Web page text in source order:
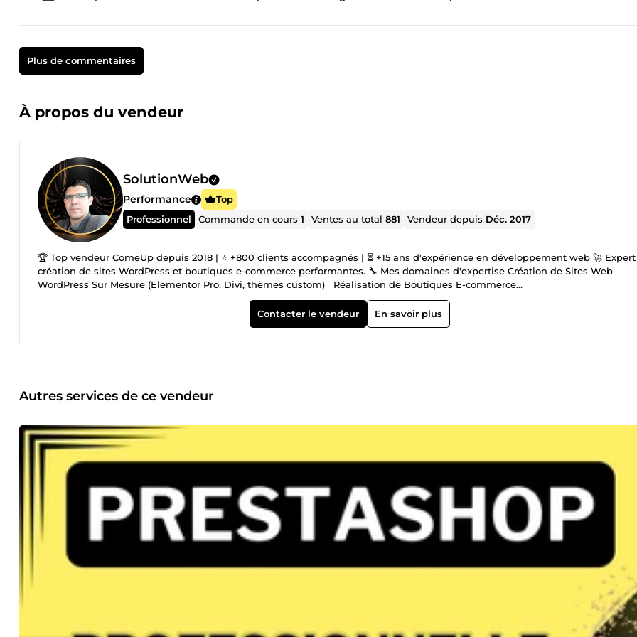
Plus de commentaires
À propos du vendeur
SolutionWeb
Performance
Top
Professionnel
Commande en cours1 Ventes au total881 Vendeur depuis Déc. 2017
🏆 Top vendeur ComeUp depuis 2018 | ⭐ +800 clients accompagnés | ⏳ +15 ans d'expérience en développement web 🚀 Expert en
création de sites WordPress et boutiques e-commerce performantes. 🔧 Mes domaines d'expertise Création de Sites Web
WordPress Sur Mesure (Elementor Pro, Divi, thèmes custom) Réalisation de Boutiques E-commerce
Performantes (WooCommerce, PrestaShop, Shopify) Optimisation SEO Technique &amp; Contenu Refonte &amp; Migration
🌐 https://ulyxa.com 🌐 https://www.izilink.fr 🌐 https://laturbineasaveurs.com 🌐 https://silkyassur.fr De nombreux autres projets
Compréhension approfondie de vos besoins 🔹 Conception &amp; Stratégie – Wireframes et planning détaillé 🔹
satisfaits (récurrents ou recommandations) ✅ Délais respectés à 98% – Ponctualité professionnelle 🚀 Support réactif –
sous 2h en jours ouvrés 💬 Témoignages &quot;Merci SolutionWeb pour votre écoute, votre disponibilité et la qualité impeccable de
votre travail, et à très bientôt sur nos futurs projets&quot; – Client Projet Leccent-consulting &quot;Très bonne prestation
d'habitude! Merci à SolutionWeb pour son sérieux et sa réactivité! Nous recommandons ce prestataire pour la qualité de son
travail. .&quot; – Client E-commerce Ulyxa &quot;A fait un excellent travail ! Très réactif, fait très attention à vos demandes et
! Je recommande à 100%&quot; – Client Refonte illith 📞 Contact et conditions 🎧 Consultation gratuite – Appel découverte de 30
min ⏱️ Disponible 7j/7 – Flexibilité horaire selon vos besoins 🔄 3 révisions incluses – Satisfaction garantie 📋 Devis détaillé
&amp; transparent – Pas de frais cachés 🚀 Pourquoi me choisir ? ✔ +15 ans d'expérience en développement web ✔ +800 projets
réalisés pour des entreprises ✔ expertise WordPress et e-commerce ✔ communication rapide et transparente ✔ solutions sur
mesure orientées résultats ✨ Prêt à concrétiser votre projet digital ? 👉 Contactez-moi pour un devis personnalisé et un appel
découverte ! Je serais ravi de discuter de votre vision et de vous proposer la solution parfaite pour booster votre activité en
Contacter le vendeur En savoir plus
Autres services de ce vendeur